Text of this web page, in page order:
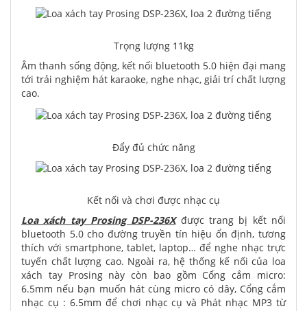
Trọng lượng 11kg
Âm thanh sống động, kết nối bluetooth 5.0 hiện đại mang
tới trải nghiệm hát karaoke, nghe nhạc, giải trí chất lượng
cao.
Đẩy đủ chức năng
Kết nối và chơi được nhạc cụ
Loa xách tay Prosing DSP-236Xđược trang bị kết nối
bluetooth 5.0 cho đường truyền tín hiệu ổn định, tương
thích với smartphone, tablet, laptop… để nghe nhạc trực
tuyến chất lượng cao. Ngoài ra, hệ thống kế nối của loa
xách tay Prosing này còn bao gồm Cổng cắm micro:
6.5mm nếu bạn muốn hát cùng micro có dây, Cổng cắm
nhạc cụ : 6.5mm để chơi nhạc cụ và Phát nhạc MP3 từ